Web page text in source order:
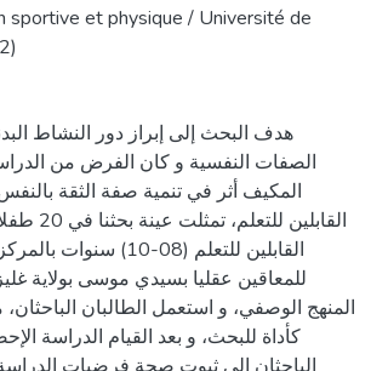
sportive et physique / Université de
هدف البحث إلى إبراز دور النشاط
الصفات النفسية و كان الفرض من
المكيف أثر في تنمية صفة الثقة
القابلين
القابلين للتعلم (08-10)
للمعاقين عقليا بسيدي موسى بولاية
المنهج الوصفي، و استعمل الطالبان
كأداة للبحث، و بعد القيام الدراسة